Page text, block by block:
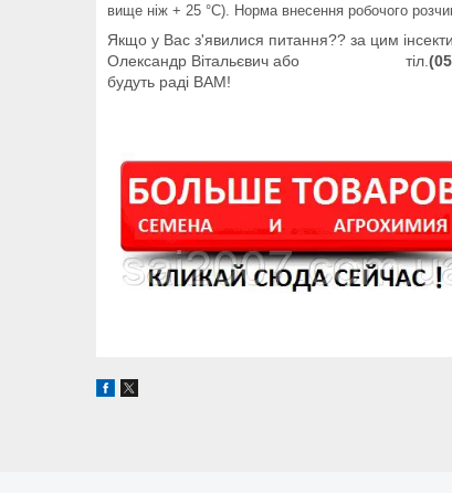
вище ніж + 25 °C). Норма внесення робочого
Якщо у Вас з'явилися питання?? за цим
Олександр Вітальєвич або тіл.
будуть раді ВАМ!